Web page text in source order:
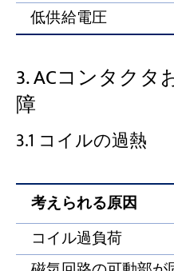
低供給電圧
3. ACコンタク
障
3.1 コイルの過熱
考えられる原因
コイル過負荷